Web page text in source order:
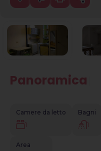
Panoramica
Camere da letto
1
Bagni
1
Area